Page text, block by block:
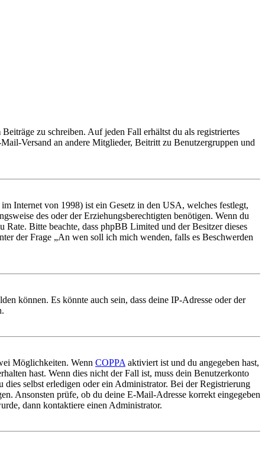
zu schreiben. Auf jeden Fall erhältst du als registriertes
Versand an andere Mitglieder, Beitritt zu Benutzergruppen und
Internet von 1998) ist ein Gesetz in den USA, welches festlegt,
des oder der Erziehungsberechtigten benötigen. Wenn du
Bitte beachte, dass phpBB Limited und der Besitzer dieses
der Frage „An wen soll ich mich wenden, falls es Beschwerden
können. Es könnte auch sein, dass deine IP-Adresse oder der
Möglichkeiten. Wenn COPPA aktiviert ist und du angegeben hast,
hast. Wenn dies nicht der Fall ist, muss dein Benutzerkonto
selbst erledigen oder ein Administrator. Bei der Registrierung
Ansonsten prüfe, ob du deine E-Mail-Adresse korrekt eingegeben
dann kontaktiere einen Administrator.